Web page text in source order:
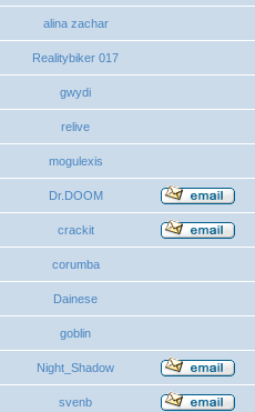
alina zachar
Realitybiker 017
gwydi
relive
mogulexis
Dr.DOOM
crackit
corumba
Dainese
goblin
Night_Shadow
svenb